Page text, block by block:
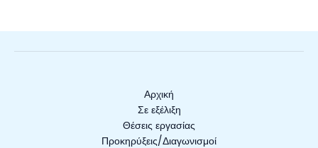
Αρχική
Σε εξέλιξη
Θέσεις εργασίας
Προκηρύξεις/Διαγωνισμοί